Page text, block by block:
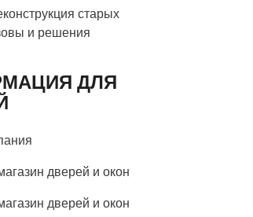
старых
и решения
ДЛЯ
дверей и окон
дверей и окон